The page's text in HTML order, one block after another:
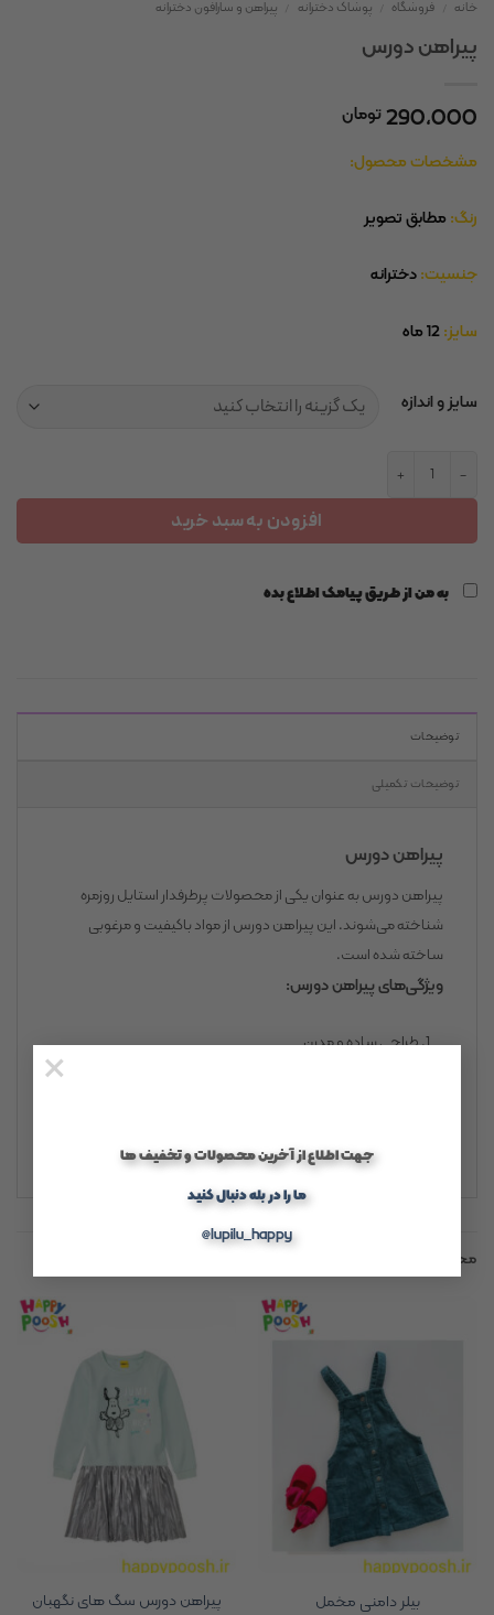
جهت اطلاع از آخرین محصولات و تخفیف ها
ما را در بله دنبال کنید
@lupilu_happy
×
خانه فروشگاه پوشاک دخترانه پیراهن و سارافون دخترانه
پیراهن دورس
290,000 تومان
مشخصات محصول:
رنگ: مطابق تصویر
جنسیت: دخترانه
سایز:
سایز و اندازه
پیراهن دورس عدد
افزودن به سبد خرید
به من از طریق پیامک اطلاع بده
توضیحات
توضیحات تکمیلی
پیراهن دورس
پیراهن دورس به عنوان یکی از محصولات پرطرفدار استایل روزمره
شناخته می‌شوند. این پیراهن دورس از مواد باکیفیت و مرغوبی
ساخته شده است.
ویژگی‌های پیراهن دورس:
طراحی ساده و مدرن
محصولات مشابه
بیلر دامنی مخمل
پیراهن دورس سگ های نگهبان